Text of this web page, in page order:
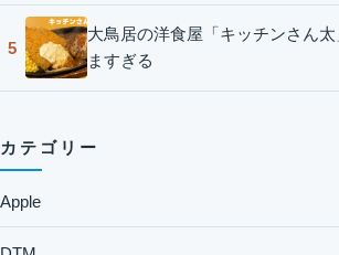
5
大鳥居の洋食屋「キッチンさん
ますぎる
カテゴリー
Apple